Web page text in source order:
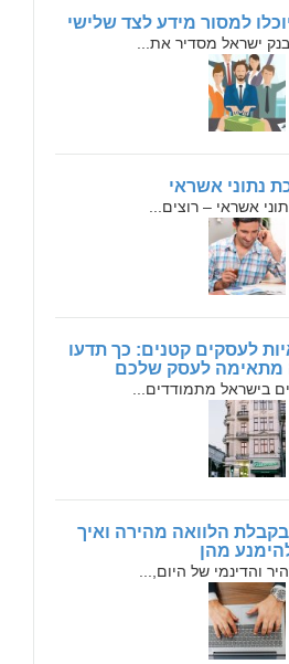
למסור מידע לצד שלישי
בנק ישראל מסדיר את...
נתוני אשראי
אשראי – רוצים...
לעסקים קטנים: כך תדעו
מתאימה לעסק שלכם
בישראל מתמודדים...
בקבלת הלוואה מהירה ואיך
מהן
והדינמי של היום,...